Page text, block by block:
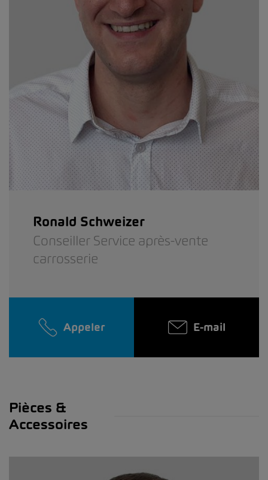
Ronald Schweizer
Conseiller Service après-vente
carrosserie
Appeler E-mail
Pièces &
Accessoires